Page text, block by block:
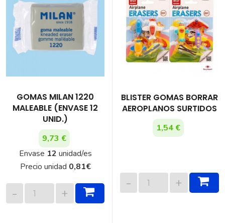
GOMAS MILAN 1220
MALEABLE (ENVASE 12
UNID.)
9,73 €
Envase 12 unidad/es
Precio unidad 0,81€
BLISTER GOMAS BORRAR
AEROPLANOS SURTIDOS
1,54 €